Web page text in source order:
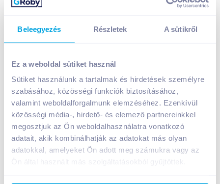
Beleegyezés Részletek A sütikről
Ez a weboldal sütiket használ
Sütiket használunk a tartalmak és hirdetések személyre
szabásához, közösségi funkciók biztosításához,
valamint weboldalforgalmunk elemzéséhez. Ezenkívül
közösségi média-, hirdető- és elemező partnereinkkel
megosztjuk az Ön weboldalhasználatra vonatkozó
adatait, akik kombinálhatják az adatokat más olyan
adatokkal, amelyeket Ön adott meg számukra vagy az
199Ft /
Egységár: 796Ft /liter
Nettó eladási ár: 157Ft /db(27% áfa)
Kosárba
A termék megszűnt